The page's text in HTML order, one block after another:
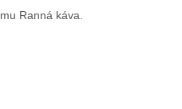
Ranná káva.